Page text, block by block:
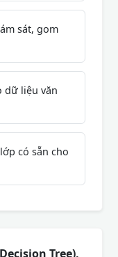
sát, gom
dữ liệu văn
có sẵn cho
Tree),